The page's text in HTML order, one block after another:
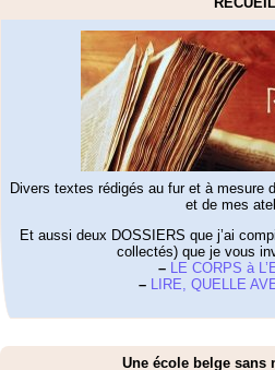
Divers textes rédigés au fur et à mesure
et de mes
Et aussi deux DOSSIERS que j’ai
collectés) que je vous
–
LE CORPS à
–
LIRE, QUELLE
Une école belge sans